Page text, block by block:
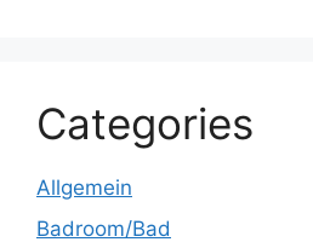
Categories
Allgemein
Badroom/Bad